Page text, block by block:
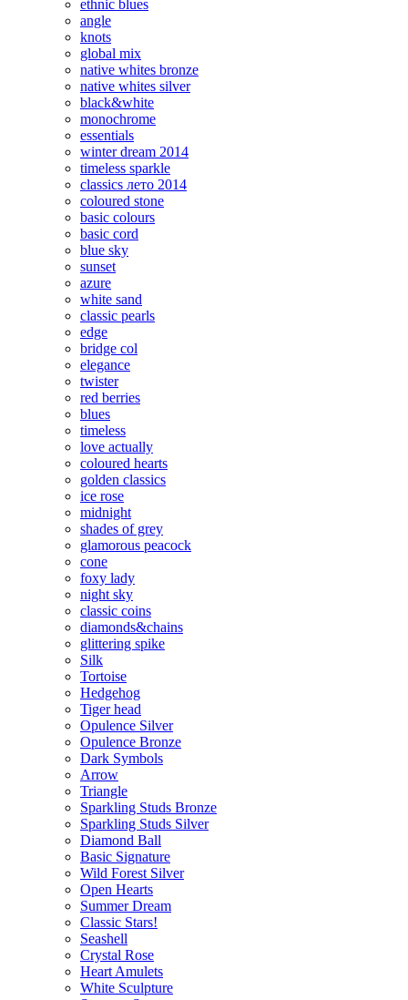
ethnic blues
angle
knots
global mix
native whites bronze
native whites silver
black&white
monochrome
essentials
winter dream 2014
timeless sparkle
classics лето 2014
coloured stone
basic colours
basic cord
blue sky
sunset
azure
white sand
classic pearls
edge
bridge col
elegance
twister
red berries
blues
timeless
love actually
coloured hearts
golden classics
ice rose
midnight
shades of grey
glamorous peacock
cone
foxy lady
night sky
classic coins
diamonds&chains
glittering spike
Silk
Tortoise
Hedgehog
Tiger head
Opulence Silver
Opulence Bronze
Dark Symbols
Arrow
Triangle
Sparkling Studs Bronze
Sparkling Studs Silver
Diamond Ball
Basic Signature
Wild Forest Silver
Open Hearts
Summer Dream
Classic Stars!
Seashell
Crystal Rose
Heart Amulets
White Sculpture